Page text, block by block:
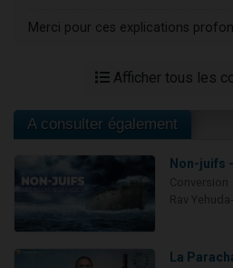
Merci pour ces explications
Afficher tous les
A consulter également
Non-juifs
La